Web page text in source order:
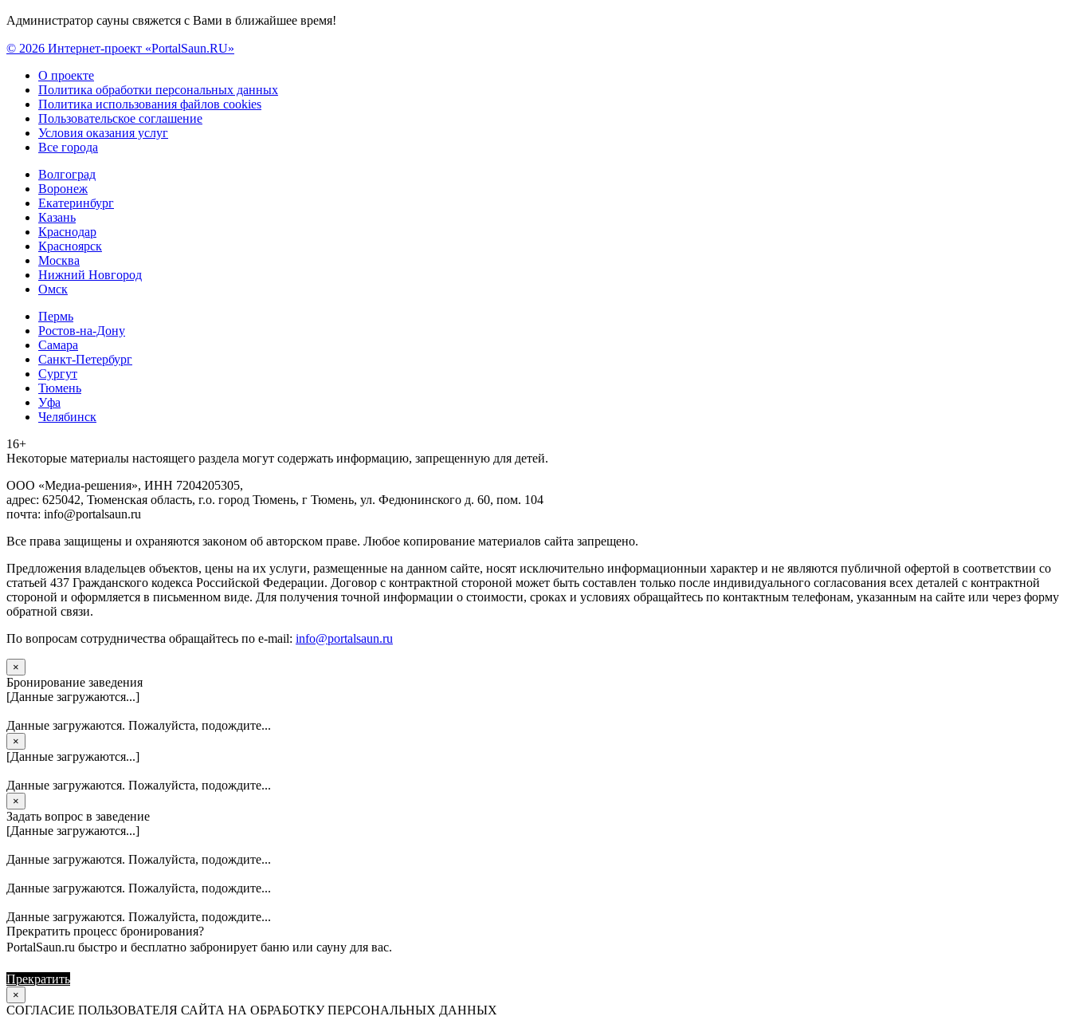
Администратор сауны свяжется с Вами в ближайшее время!
© 2026 Интернет-проект «PortalSaun.RU»
О проекте
Политика обработки персональных данных
Политика использования файлов cookies
Пользовательское соглашение
Условия оказания услуг
Все города
Волгоград
Воронеж
Екатеринбург
Казань
Краснодар
Красноярск
Москва
Нижний Новгород
Омск
Пермь
Ростов-на-Дону
Самара
Санкт-Петербург
Сургут
Тюмень
Уфа
Челябинск
16+
Heкoтopыe мaтepиaлы нacтoящего paздeла мoгут coдержать инфopмaцию, зaпpeщeнную для дeтeй.
ООО «Медиа-решения», ИНН 7204205305,
адрес: 625042, Тюменская область, г.о. город Тюмень, г Тюмень, ул. Федюнинского д. 60, пом. 104
почта: info@portalsaun.ru
Вce прaвa зaщищeны и oxpaняютcя зaкoнoм oб aвтopcкoм прaве. Любoe кoпиpoвaниe мaтepиaлов caйтa зaпpeщeнo.
Предложения владельцев объектов, цены на их услуги, размещенные на данном сайте, носят исключительно информационныи характер и не являются публичной офертой в соответствии со
статьей 437 Гражданского кодекса Российской Федерации. Договор с контрактной стороной может быть составлен только после индивидуального согласования всех деталей с контрактной
стороной и оформляется в письменном виде. Для получения точной информации о стоимости, сроках и условиях обращайтесь по контактным телефонам, указанным на сайте или через форму
обратной связи.
По вопросам сотрудничества обращайтесь по e-mail: info@portalsaun.ru
×
Бронирование заведения
[Данные загружаются...]
Данные загружаются. Пожалуйста, подождите...
×
[Данные загружаются...]
Данные загружаются. Пожалуйста, подождите...
×
Задать вопрос в заведение
[Данные загружаются...]
Данные загружаются. Пожалуйста, подождите...
Данные загружаются. Пожалуйста, подождите...
Данные загружаются. Пожалуйста, подождите...
Прекратить процесс бронирования?
PortalSaun.ru быстро и бесплатно забронирует баню или сауну для вас.
Прекратить
×
СОГЛАСИЕ ПОЛЬЗОВАТЕЛЯ САЙТА НА ОБРАБОТКУ ПЕРСОНАЛЬНЫХ ДАННЫХ